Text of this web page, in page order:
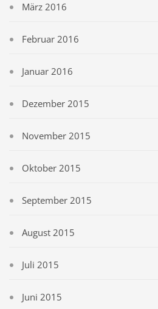
März 2016
Februar 2016
Januar 2016
Dezember 2015
November 2015
Oktober 2015
September 2015
August 2015
Juli 2015
Juni 2015